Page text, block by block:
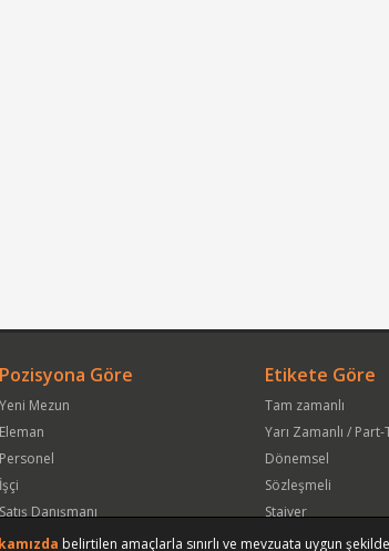
Pozisyona Göre
Yeni Mezun
Eleman
Personel
İşçi
Satış Danışmanı
Öğrenci
Etikete Göre
Tam zamanlı
Yarı Zamanlı / Part-
Dönemsel
Sözleşmeli
Stajyer
Freelance
belirtilen amaçlarla sınırlı ve mevzuata uygun